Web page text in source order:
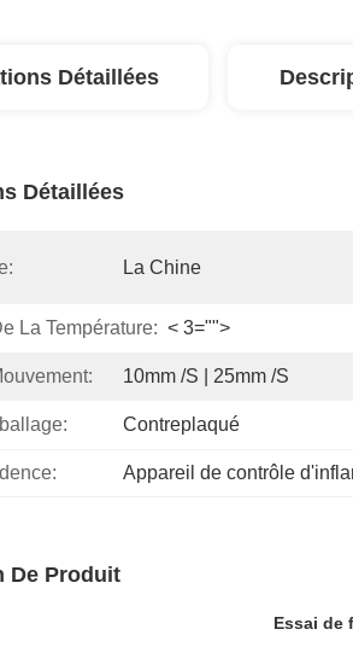
Détaillées
Détaillées
La Chine
La Température: < 3="">
10mm /s | 25mm /s
Contreplaqué
Appareil de contrôle
De Produit
Essai de